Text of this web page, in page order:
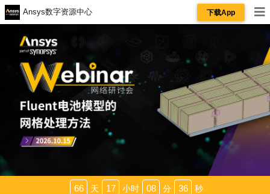
Ansys数字资源中心 下载App
66 天 17 小时 08 分 36 秒